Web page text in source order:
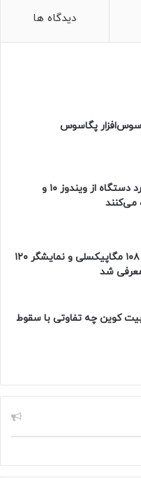
ادغام
را امتحان
خورد، برخی
یافتن ترکیب
برای تضمین
است.
مدیران این شبکه اجتماعی
متن طولانی به توییت‌ها،
دیدگاه ها
پگاسوس
بیش از ۱٫۴ میلیارد دستگاه از ویندوز ۱۰ و
آنر ۵۰ با دوربین ۱۰۸ مگاپیکسلی و نمایشگر ۱۲۰
شد
کوین چه تفاوتی با سقوط